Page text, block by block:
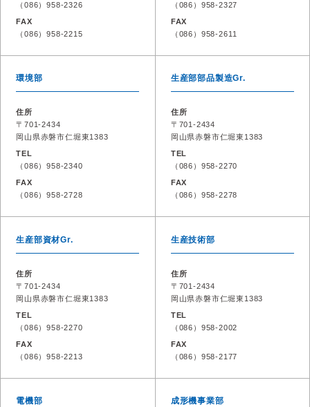
（086）958-2326
FAX
（086）958-2215
（086）958-2327
FAX
（086）958-2611
環境部
住所
〒701-2434
岡山県赤磐市仁堀東1383
TEL
（086）958-2340
FAX
（086）958-2728
生産部部品製造Gr.
住所
〒701-2434
岡山県赤磐市仁堀東1383
TEL
（086）958-2270
FAX
（086）958-2278
生産部資材Gr.
住所
〒701-2434
岡山県赤磐市仁堀東1383
TEL
（086）958-2270
FAX
（086）958-2213
生産技術部
住所
〒701-2434
岡山県赤磐市仁堀東1383
TEL
（086）958-2002
FAX
（086）958-2177
電機部 成形機事業部